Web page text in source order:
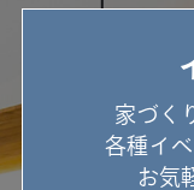
家づく
各種イ
お気